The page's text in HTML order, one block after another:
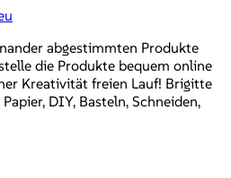
abgestimmten Produkte
die Produkte bequem online
Kreativität freien Lauf! Brigitte
DIY, Basteln, Schneiden,